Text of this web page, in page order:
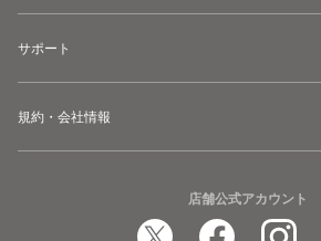
ド
ロ
ェ
ア
サポート
規約・会社情報
店舗公式アカウント